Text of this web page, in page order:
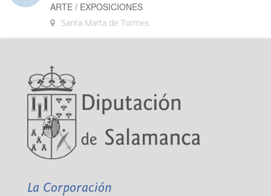
ARTE / EXPOSICIONES
Santa Marta de Tormes
La Corporación